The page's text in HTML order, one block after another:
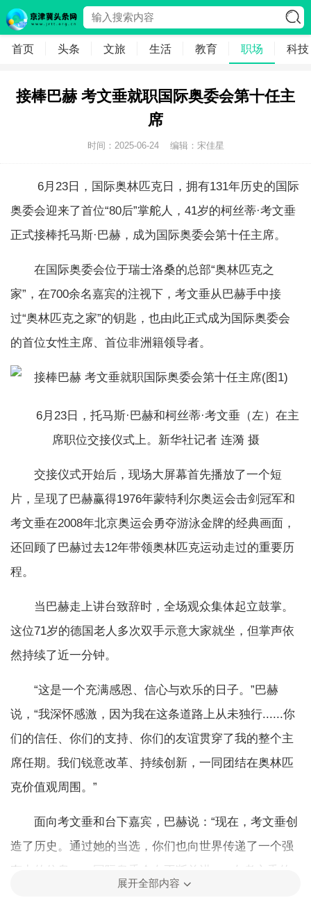
首页 头条 文旅 生活 教育 职场 科技
接棒巴赫 考文垂就职国际奥委会第十任主
席
时间：2025-06-24 编辑：宋佳星
6月23日，国际奥林匹克日，拥有131年历史的国际
奥委会迎来了首位“80后”掌舵人，41岁的柯丝蒂·考文垂
正式接棒托马斯·巴赫，成为国际奥委会第十任主席。
在国际奥委会位于瑞士洛桑的总部“奥林匹克之
家”，在700余名嘉宾的注视下，考文垂从巴赫手中接
过“奥林匹克之家”的钥匙，也由此正式成为国际奥委会
的首位女性主席、首位非洲籍领导者。
6月23日，托马斯·巴赫和柯丝蒂·考文垂（左）在主
席职位交接仪式上。新华社记者 连漪 摄
交接仪式开始后，现场大屏幕首先播放了一个短
片，呈现了巴赫赢得1976年蒙特利尔奥运会击剑冠军和
考文垂在2008年北京奥运会勇夺游泳金牌的经典画面，
还回顾了巴赫过去12年带领奥林匹克运动走过的重要历
程。
当巴赫走上讲台致辞时，全场观众集体起立鼓掌。
这位71岁的德国老人多次双手示意大家就坐，但掌声依
然持续了近一分钟。
“这是一个充满感恩、信心与欢乐的日子。”巴赫
说，“我深怀感激，因为我在这条道路上从未独行......你
们的信任、你们的支持、你们的友谊贯穿了我的整个主
席任期。我们锐意改革、持续创新，一同团结在奥林匹
克价值观周围。”
面向考文垂和台下嘉宾，巴赫说：“现在，考文垂创
造了历史。通过她的当选，你们也向世界传递了一个强
有力的信息——国际奥委会在不断前进......在考文垂的
展开全部内容